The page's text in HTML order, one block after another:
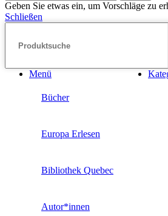
Geben Sie etwas ein, um Vorschläge zu
Schließen
Menü
Bücher
Europa Erlesen
Bibliothek Quebec
Autor*innen